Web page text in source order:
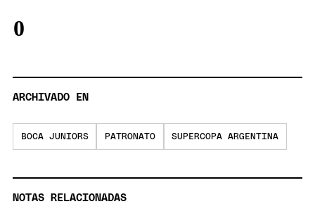
ARCHIVADO EN
BOCA JUNIORS PATRONATO SUPERCOPA ARGENTINA
NOTAS RELACIONADAS